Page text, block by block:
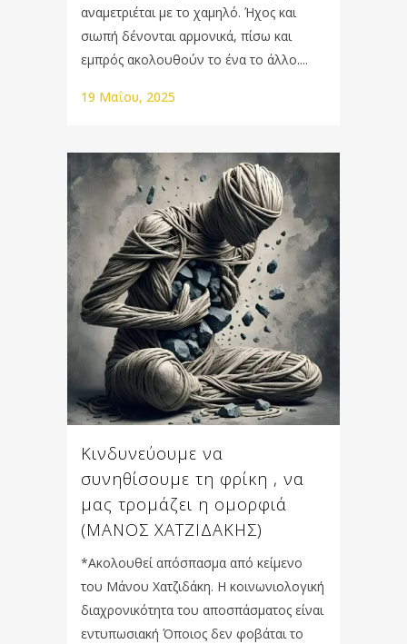
αναµετριέται µε το χαµηλό. Ήχος και
σιωπή δένονται αρµονικά, πίσω και
εµπρός ακολουθούν το ένα το άλλο....
19 Μαΐου, 2025
Κινδυνεύουμε να
συνηθίσουμε τη φρίκη , να
μας τρομάζει η ομορφιά
(ΜΑΝΟΣ ΧΑΤΖΙΔΑΚΗΣ)
*Ακολουθεί απόσπασμα από κείμενο
του Μάνου Χατζιδάκη. Η κοινωνιολογική
διαχρονικότητα του αποσπάσματος είναι
εντυπωσιακή Όποιος δεν φοβάται το